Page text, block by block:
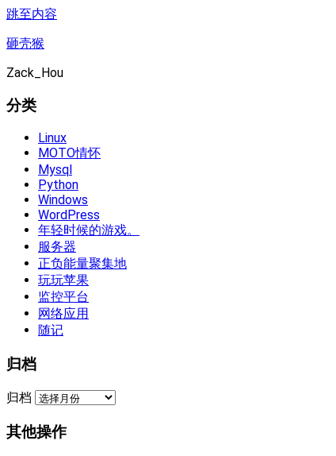
跳至内容
砸壳猴
Zack_Hou
分类
Linux
MOTO情怀
Mysql
Python
Windows
WordPress
年轻时候的游戏。
服务器
正负能量聚集地
玩玩苹果
监控平台
网络应用
随记
归档
归档
其他操作